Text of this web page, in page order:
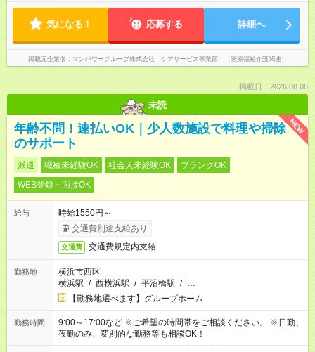
気になる！ 応募する 詳細へ
掲載元企業名 マンパワーグループ株式会社 ケアサービス事業部 （医療福祉介護関連）
掲載日：2026.08.08
未読
NEW
年齢不問！速払いOK｜少人数施設で料理や掃除
のサポート
派遣 職種未経験OK 社会人未経験OK
ブランクOK
WEB登録・面接OK
給与
時給1550円～
交通費別途支給あり
交通費 交通費規定内支給
勤務地
横浜市西区
横浜駅 / 西横浜駅 / 平沼橋駅 / …
【勤務地選べます】グループホーム
勤務時間
9:00～17:00など ※ご希望の時間帯をご相談ください。 ※日勤、
夜勤のみ、変則的な勤務等も相談OK！